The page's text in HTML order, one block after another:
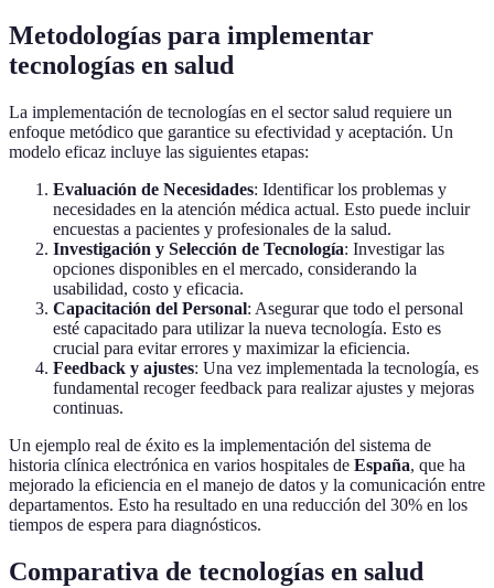
Metodologías para implementar
tecnologías en salud
La implementación de tecnologías en el sector salud requiere un
enfoque metódico que garantice su efectividad y aceptación. Un
modelo eficaz incluye las siguientes etapas:
Evaluación de Necesidades: Identificar los problemas y
necesidades en la atención médica actual. Esto puede incluir
encuestas a pacientes y profesionales de la salud.
Investigación y Selección de Tecnología: Investigar las
opciones disponibles en el mercado, considerando la
usabilidad, costo y eficacia.
Capacitación del Personal: Asegurar que todo el personal
esté capacitado para utilizar la nueva tecnología. Esto es
crucial para evitar errores y maximizar la eficiencia.
Feedback y ajustes: Una vez implementada la tecnología, es
fundamental recoger feedback para realizar ajustes y mejoras
continuas.
Un ejemplo real de éxito es la implementación del sistema de
historia clínica electrónica en varios hospitales de España, que ha
mejorado la eficiencia en el manejo de datos y la comunicación entre
departamentos. Esto ha resultado en una reducción del 30% en los
tiempos de espera para diagnósticos.
Comparativa de tecnologías en salud